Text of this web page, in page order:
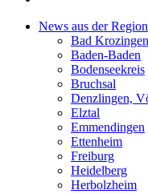
News aus der Region
Bad Krozingen
Baden-Baden
Bodenseekreis
Bruchsal
Denzlingen,
Elztal
Emmendingen
Ettenheim
Freiburg
Heidelberg
Herbolzheim